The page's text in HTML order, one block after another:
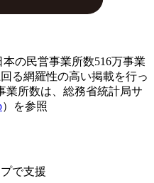
の民営事業所数516万事業
る網羅性の高い掲載を行っ
業所数は、総務省統計局サ
）を参照
で支援